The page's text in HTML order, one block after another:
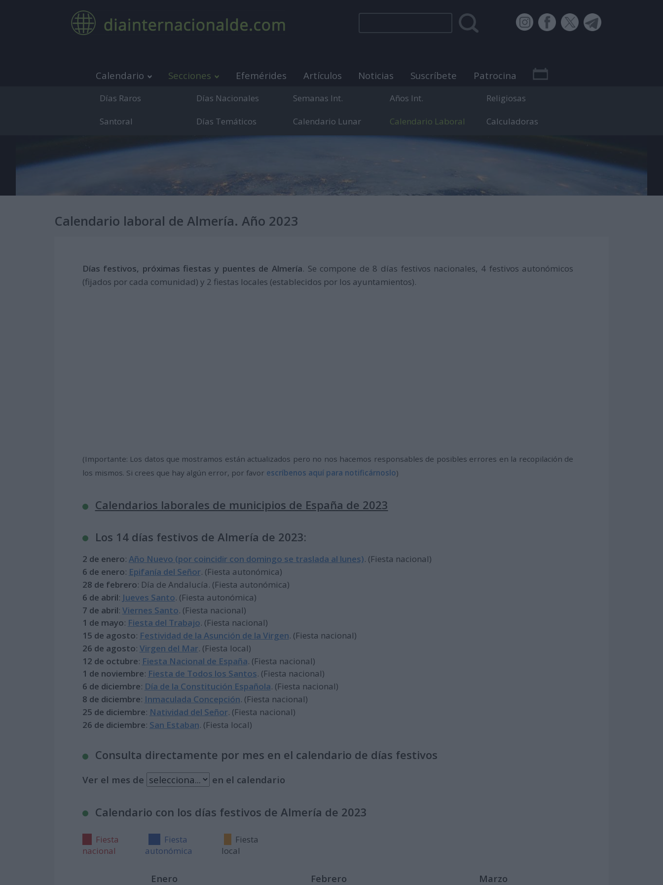
Calendario Secciones Efemérides Artículos Noticias Suscríbete Patrocina
Medio de comunicación sobre días internacionales, mundiales y efemérides.
Días Raros Días Nacionales Semanas Int. Años Int. Religiosas
Santoral Días Temáticos Calendario Lunar Calendario Laboral Calculadoras
Calendario laboral de Almería. Año 2023
Días festivos, próximas fiestas y puentes de Almería. Se compone de 8 días festivos nacionales, 4 festivos autonómicos
(fijados por cada comunidad) y 2 fiestas locales (establecidos por los ayuntamientos).
(Importante: Los datos que mostramos están actualizados pero no nos hacemos responsables de posibles errores en la recopilación de
los mismos. Si crees que hay algún error, por favor escríbenos aquí para notificárnoslo)
Calendarios laborales de municipios de España de 2023
Los 14 días festivos de Almería de 2023:
2 de enero: Año Nuevo (por coincidir con domingo se traslada al lunes). (Fiesta nacional)
6 de enero: Epifanía del Señor. (Fiesta autonómica)
28 de febrero: Día de Andalucía. (Fiesta autonómica)
6 de abril: Jueves Santo. (Fiesta autonómica)
7 de abril: Viernes Santo. (Fiesta nacional)
1 de mayo: Fiesta del Trabajo. (Fiesta nacional)
15 de agosto: Festividad de la Asunción de la Virgen. (Fiesta nacional)
26 de agosto: Virgen del Mar. (Fiesta local)
12 de octubre: Fiesta Nacional de España. (Fiesta nacional)
1 de noviembre: Fiesta de Todos los Santos. (Fiesta nacional)
6 de diciembre: Día de la Constitución Española. (Fiesta nacional)
8 de diciembre: Inmaculada Concepción. (Fiesta nacional)
25 de diciembre: Natividad del Señor. (Fiesta nacional)
26 de diciembre: San Estaban. (Fiesta local)
Consulta directamente por mes en el calendario de días festivos
Ver el mes de en el calendario
Calendario con los días festivos de Almería de 2023
Fiesta
nacional
Fiesta
autonómica
Fiesta
local
Enero Febrero Marzo